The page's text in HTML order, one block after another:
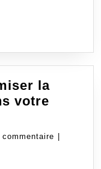
la
votre
commentaire